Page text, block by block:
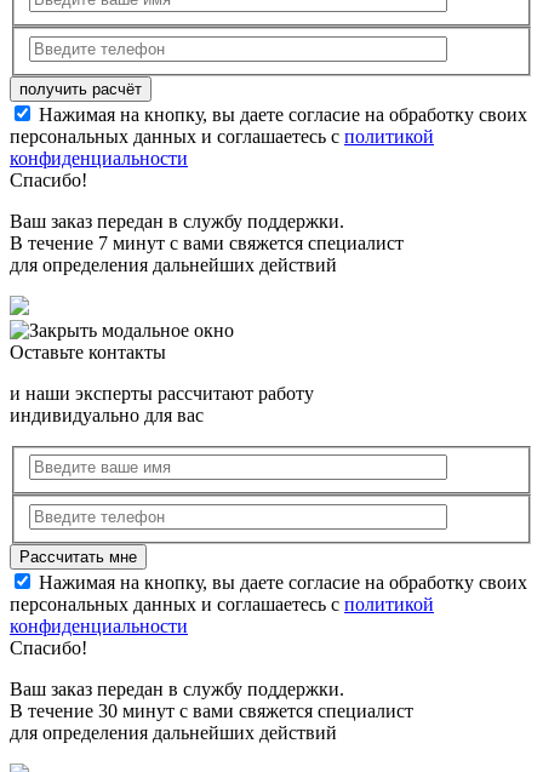
Нажимая на кнопку, вы даете согласие на обработку своих
персональных данных и соглашаетесь с политикой
конфиденциальности
Спасибо!
Ваш заказ передан в службу поддержки.
В течение 7 минут с вами свяжется специалист
для определения дальнейших действий
Оставьте контакты
и наши эксперты рассчитают работу
индивидуально для вас
Нажимая на кнопку, вы даете согласие на обработку своих
персональных данных и соглашаетесь с политикой
конфиденциальности
Спасибо!
Ваш заказ передан в службу поддержки.
В течение 30 минут с вами свяжется специалист
для определения дальнейших действий